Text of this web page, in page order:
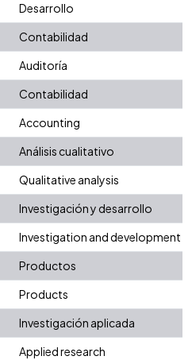
Desarrollo
Contabilidad
Auditoría
Contabilidad
Accounting
Análisis cualitativo
Qualitative analysis
Investigación y desarrollo
Investigation and development
Productos
Products
Investigación aplicada
Applied research